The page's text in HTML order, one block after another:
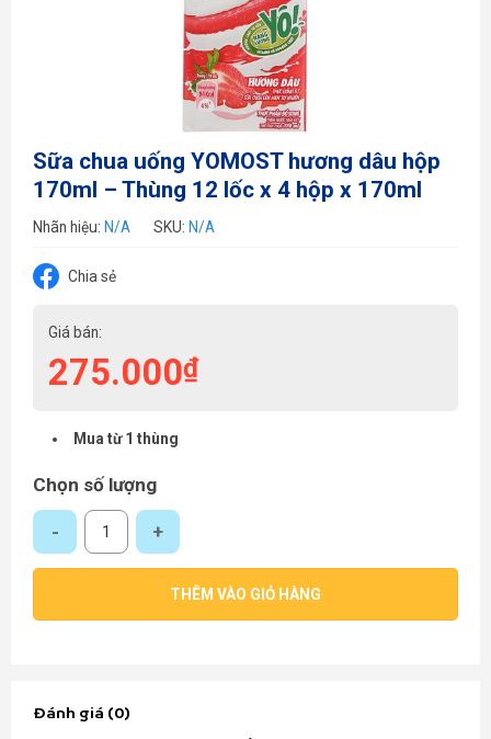
Sữa chua uống YOMOST hương dâu hộp
170ml – Thùng 12 lốc x 4 hộp x 170ml
Nhãn hiệu: N/A SKU: N/A
Chia sẻ
Giá bán:
275.000₫
Mua từ 1 thùng
Chọn số lượng
Sữa chua uống YOMOST hương dâu hộp 170ml - Thùng 12 lốc x 4 hộp x
THÊM VÀO GIỎ HÀNG
Đánh giá (0)